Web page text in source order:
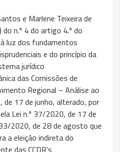
e Marlene Teixeira de
do n.º 4 do artigo 4.º do
luz dos fundamentos
e do princípio da
jurídico
das Comissões de
Regional – Análise ao
17 de junho, alterado, por
Lei n.º 37/2020, de 17 de
2020, de 28 de agosto que
a eleição indireta do
das CCDR’s